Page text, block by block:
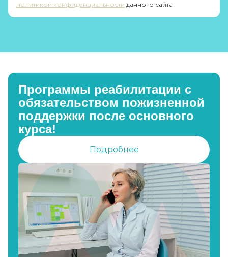
политикой конфиденциальности данного сайта
Программы реабилитации с
обязательством пожизненной
поддержки после основного
курса!
Подробнее